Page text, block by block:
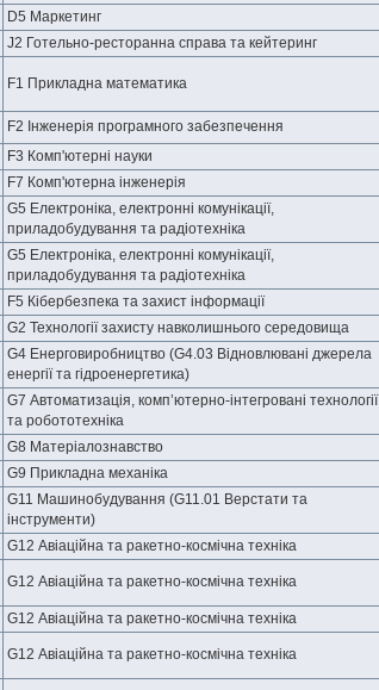
D5 Маркетинг
J2 Готельно-ресторанна справа та кейтеринг
F1 Прикладна математика
F2 Інженерія програмного забезпечення
F3 Комп'ютерні науки
F7 Комп'ютерна інженерія
G5 Електроніка, електронні комунікації,
приладобудування та радіотехніка
G5 Електроніка, електронні комунікації,
приладобудування та радіотехніка
F5 Кібербезпека та захист інформації
G2 Технології захисту навколишнього середовища
G4 Енерговиробництво (G4.03 Відновлювані джерела
енергії та гідроенергетика)
G7 Автоматизація, комп’ютерно-інтегровані технології
та робототехніка
G8 Матеріалознавство
G9 Прикладна механіка
G11 Машинобудування (G11.01 Верстати та
інструменти)
G12 Авіаційна та ракетно-космічна техніка
G12 Авіаційна та ракетно-космічна техніка
G12 Авіаційна та ракетно-космічна техніка
G12 Авіаційна та ракетно-космічна техніка